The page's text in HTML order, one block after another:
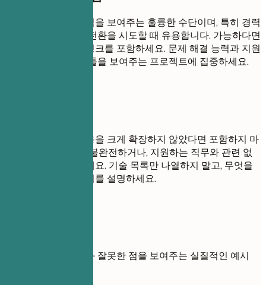
프로젝트는 실무 능력을 보여주는 훌륭한 수단이며, 특히 경력
이 부족하거나 직무 전환을 시도할 때 유용합니다. 가능하다면
포트폴리오나 데모 링크를 포함하세요. 문제 해결 능력과 지원
하는 직무에 관련된 툴을 보여주는 프로젝트에 집중하세요.
단순 튜토리얼은 내용을 크게 확장하지 않았다면 포함하지 마
세요. 오래되었거나, 불완전하거나, 지원하는 직무와 관련 없
는 프로젝트는 피하세요. 기술 목록만 나열하지 말고, 무엇을
만들었고 왜 중요한지를 설명하세요.
프로젝트의 잘한 점과 잘못한 점을 보여주는 실질적인 예시